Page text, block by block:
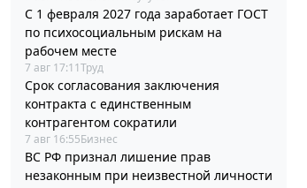
С 1 февраля 2027 года заработает ГОСТ
по психосоциальным рискам на
рабочем месте
7 авг 17:11Труд
Срок согласования заключения
контракта с единственным
контрагентом сократили
7 авг 16:55Бизнес
ВС РФ признал лишение прав
незаконным при неизвестной личности